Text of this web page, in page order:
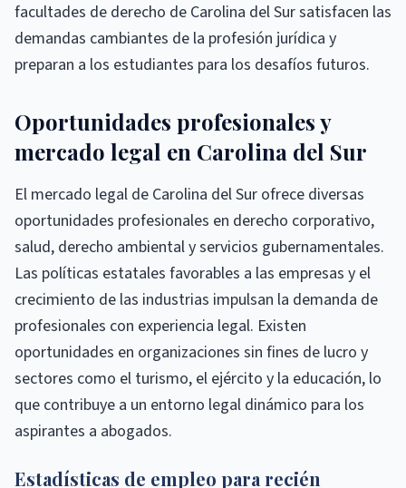
facultades de derecho de Carolina del Sur satisfacen las
demandas cambiantes de la profesión jurídica y
preparan a los estudiantes para los desafíos futuros.
Oportunidades profesionales y
mercado legal en Carolina del Sur
El mercado legal de Carolina del Sur ofrece diversas
oportunidades profesionales en derecho corporativo,
salud, derecho ambiental y servicios gubernamentales.
Las políticas estatales favorables a las empresas y el
crecimiento de las industrias impulsan la demanda de
profesionales con experiencia legal. Existen
oportunidades en organizaciones sin fines de lucro y
sectores como el turismo, el ejército y la educación, lo
que contribuye a un entorno legal dinámico para los
aspirantes a abogados.
Estadísticas de empleo para recién